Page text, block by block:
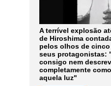
A terrível explosão
de Hiroshima
pelos olhos de cinco
seus protagonistas:
consigo nem
completamente
aquela luz"